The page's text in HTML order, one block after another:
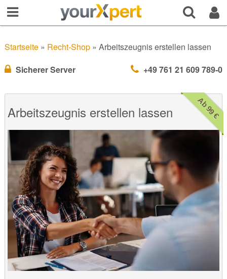
Startseite» Recht-Shop» Arbeitszeugnis erstellen lassen
Sicherer Server
+49 761 21 609 789-0
Ab 99 €
Arbeitszeugnis erstellen lassen